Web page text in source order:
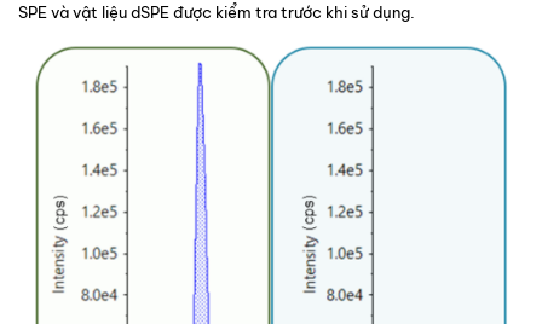
SPE và vật liệu dSPE được kiểm tra trước khi sử dụng.